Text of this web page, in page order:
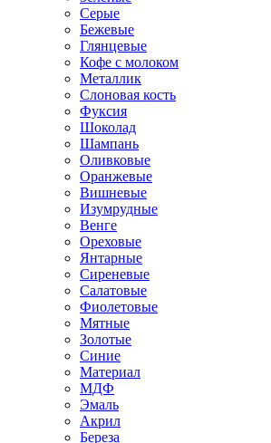
Серые
Бежевые
Глянцевые
Кофе с молоком
Металлик
Слоновая кость
Фуксия
Шоколад
Шампань
Оливковые
Оранжевые
Вишневые
Изумрудные
Венге
Ореховые
Янтарные
Сиреневые
Салатовые
Фиолетовые
Мятные
Золотые
Синие
Материал
МДФ
Эмаль
Акрил
Береза